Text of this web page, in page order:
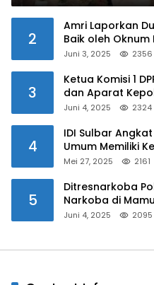
2
Amri Laporkan
Baik oleh Oknum
Juni 3, 2025 2356
3
Ketua Komisi 1
dan Aparat
Juni 4, 2025 2324
4
IDI Sulbar
Umum Memiliki
Mei 27, 2025 2161
5
Ditresnarkoba
Narkoba di
Juni 4, 2025 2095